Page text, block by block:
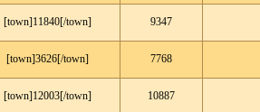
[town]11840[/town] 9347
[town]3626[/town] 7768
[town]12003[/town] 10887